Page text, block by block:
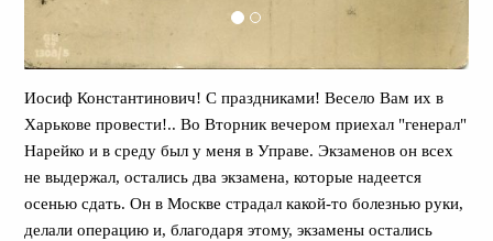
Иосиф Константинович! С праздниками! Весело Вам их в
Харькове провести!.. Во Вторник вечером приехал "генерал"
Нарейко и в среду был у меня в Управе. Экзаменов он всех
не выдержал, остались два экзамена, которые надеется
осенью сдать. Он в Москве страдал какой-то болезнью руки,
делали операцию и, благодаря этому, экзамены остались